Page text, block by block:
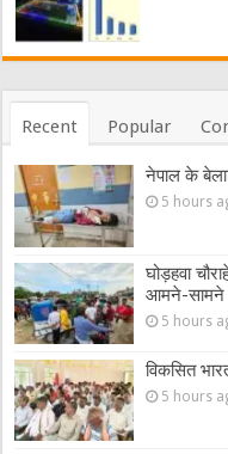
Recent Popular
नेपाल के
5 hours
घोड़हवा
आमने-सामने
5 hours
विकसित
5 hours